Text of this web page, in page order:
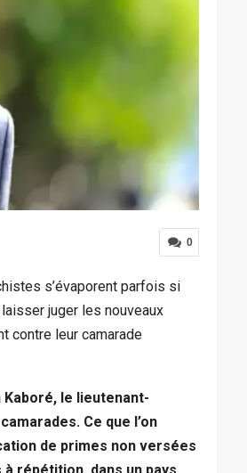
0
s’évaporent parfois si
juger les nouveaux
contre leur camarade
Kaboré, le lieutenant-
Ce que l’on
de primes non versées